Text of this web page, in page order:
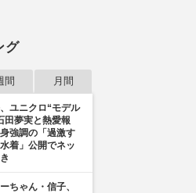
グ
間 月間
ユニクロ“モデル
田夢実と熱愛報
強調の「過激す
着」公開でネッ
ちゃん・信子、